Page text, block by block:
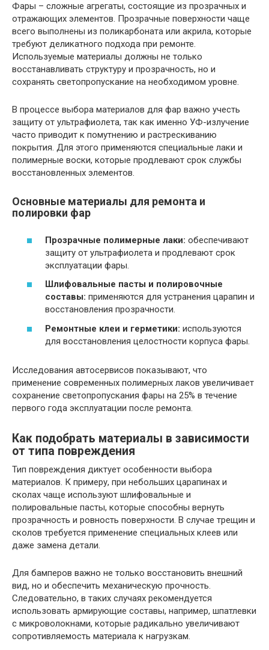
Фары – сложные агрегаты, состоящие из прозрачных и
отражающих элементов. Прозрачные поверхности чаще
всего выполнены из поликарбоната или акрила, которые
требуют деликатного подхода при ремонте.
Используемые материалы должны не только
восстанавливать структуру и прозрачность, но и
сохранять светопропускание на необходимом уровне.
В процессе выбора материалов для фар важно учесть
защиту от ультрафиолета, так как именно УФ-излучение
часто приводит к помутнению и растрескиванию
покрытия. Для этого применяются специальные лаки и
полимерные воски, которые продлевают срок службы
восстановленных элементов.
Основные материалы для ремонта и
полировки фар
Прозрачные полимерные лаки: обеспечивают
защиту от ультрафиолета и продлевают срок
эксплуатации фары.
Шлифовальные пасты и полировочные
составы: применяются для устранения царапин и
восстановления прозрачности.
Ремонтные клеи и герметики: используются
для восстановления целостности корпуса фары.
Исследования автосервисов показывают, что
применение современных полимерных лаков увеличивает
сохранение светопропускания фары на 25% в течение
первого года эксплуатации после ремонта.
Как подобрать материалы в зависимости
от типа повреждения
Тип повреждения диктует особенности выбора
материалов. К примеру, при небольших царапинах и
сколах чаще используют шлифовальные и
полировальные пасты, которые способны вернуть
прозрачность и ровность поверхности. В случае трещин и
сколов требуется применение специальных клеев или
даже замена детали.
Для бамперов важно не только восстановить внешний
вид, но и обеспечить механическую прочность.
Следовательно, в таких случаях рекомендуется
использовать армирующие составы, например, шпатлевки
с микроволокнами, которые радикально увеличивают
сопротивляемость материала к нагрузкам.